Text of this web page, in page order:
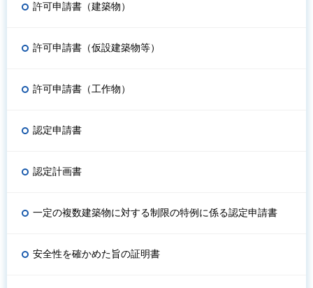
許可申請書（建築物）
許可申請書（仮設建築物等）
許可申請書（工作物）
認定申請書
認定計画書
一定の複数建築物に対する制限の特例に係る認定申請書
安全性を確かめた旨の証明書